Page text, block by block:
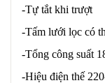
-Tự tắt khi trượt
-Tấm lưới lọc có
-Tổng công suất
-Hiệu điện thế